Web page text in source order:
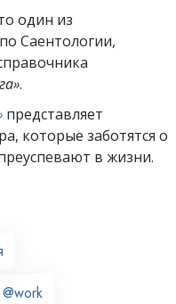
один из
Саентологии,
.
представляет
которые заботятся о
в жизни.
@work